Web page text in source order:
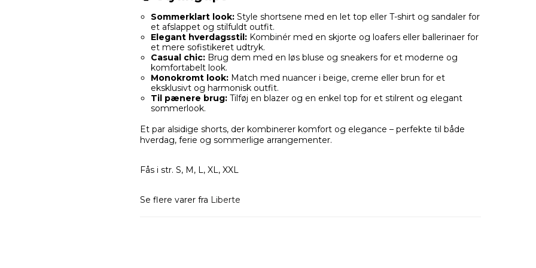
Sommerklart look:Style shortsene med en let top eller T-shirt og sandaler for
et afslappet og stilfuldt outfit.
Elegant hverdagsstil:Kombinér med en skjorte og loafers eller ballerinaer for
et mere sofistikeret udtryk.
Casual chic:Brug dem med en løs bluse og sneakers for et moderne og
komfortabelt look.
Monokromt look:Match med nuancer i beige, creme eller brun for et
eksklusivt og harmonisk outfit.
Til pænere brug:Tilføj en blazer og en enkel top for et stilrent og elegant
sommerlook.
Et par alsidige shorts, der kombinerer komfort og elegance – perfekte til både
hverdag, ferie og sommerlige arrangementer.
Fås i str. S, M, L, XL, XXL
Se flere varer fra Liberte